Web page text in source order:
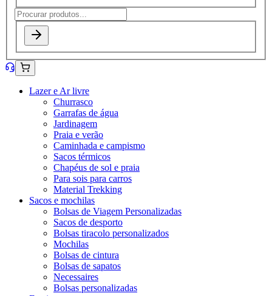
Lazer e Ar livre
Churrasco
Garrafas de água
Jardinagem
Praia e verão
Caminhada e campismo
Sacos térmicos
Chapéus de sol e praia
Para sois para carros
Material Trekking
Sacos e mochilas
Bolsas de Viagem Personalizadas
Sacos de desporto
Bolsas tiracolo personalizados
Mochilas
Bolsas de cintura
Bolsas de sapatos
Necessaires
Bolsas personalizadas